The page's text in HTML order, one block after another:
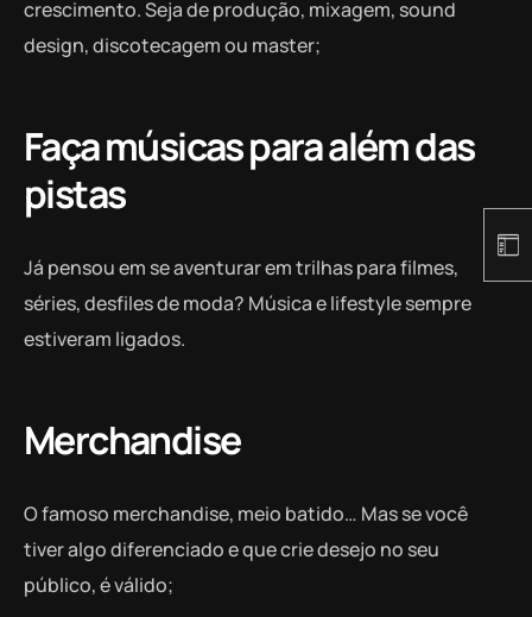
crescimento. Seja de produção, mixagem, sound
design, discotecagem ou master;
Faça músicas para além das
pistas
Já pensou em se aventurar em trilhas para filmes,
séries, desfiles de moda? Música e lifestyle sempre
estiveram ligados.
Merchandise
O famoso merchandise, meio batido… Mas se você
tiver algo diferenciado e que crie desejo no seu
público, é válido;